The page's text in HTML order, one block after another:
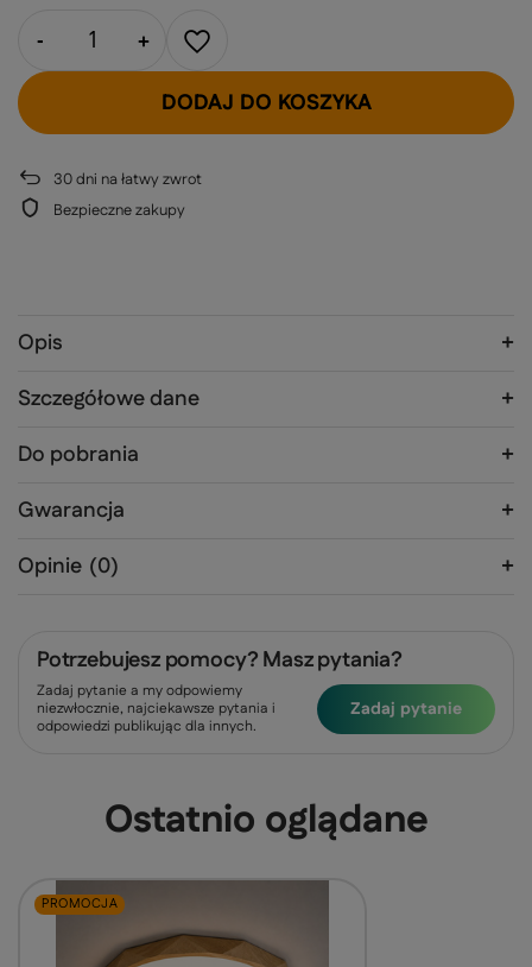
- +
DODAJ DO KOSZYKA
30dni na łatwy zwrot
Bezpieczne zakupy
Opis
Szczegółowe dane
Do pobrania
Gwarancja
Opinie (0)
Potrzebujesz pomocy? Masz pytania?
Zadaj pytanie a my odpowiemy
niezwłocznie, najciekawsze pytania i
odpowiedzi publikując dla innych.
Zadaj pytanie
Ostatnio oglądane
PROMOCJA